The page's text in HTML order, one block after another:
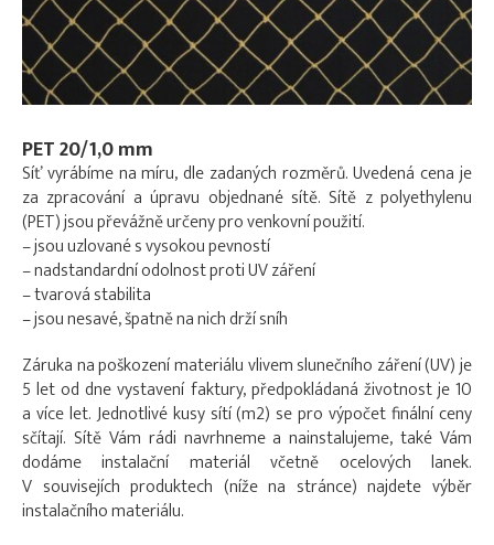
PET 20/1,0 mm
Síť vyrábíme na míru, dle zadaných rozměrů. Uvedená cena je
za zpracování a úpravu objednané sítě. Sítě z polyethylenu
(PET) jsou převážně určeny pro venkovní použití.
– jsou uzlované s vysokou pevností
– nadstandardní odolnost proti UV záření
– tvarová stabilita
– jsou nesavé, špatně na nich drží sníh
Záruka na poškození materiálu vlivem slunečního záření (UV) je
5 let od dne vystavení faktury, předpokládaná životnost je 10
a více let. Jednotlivé kusy sítí (m2) se pro výpočet finální ceny
sčítají. Sítě Vám rádi navrhneme a nainstalujeme, také Vám
dodáme instalační materiál včetně ocelových lanek.
V souvisejích produktech (níže na stránce) najdete výběr
instalačního materiálu.